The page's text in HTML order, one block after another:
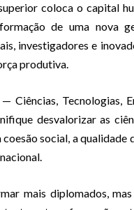
coloca o capital
de uma nova
investigadores e
produtiva.
Ciências, Tecnologias,
desvalorizar as
coesão social, a
mais diplomados,